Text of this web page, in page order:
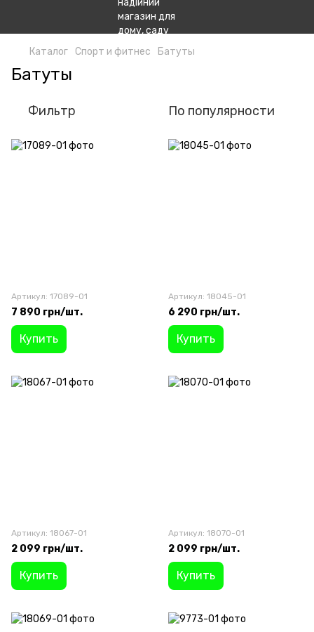
Каталог Спорт и фитнес Батуты
Батуты
Фильтр По популярности
Артикул: 17089-01
7 890 грн/шт.
Купить
Артикул: 18045-01
6 290 грн/шт.
Купить
Артикул: 18067-01
2 099 грн/шт.
Купить
Артикул: 18070-01
2 099 грн/шт.
Купить